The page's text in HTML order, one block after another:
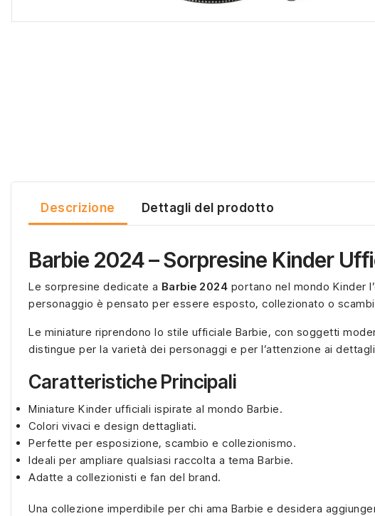
Descrizione Dettagli del prodotto
Barbie 2024 – Sorpresine Kinder
Le sorpresine dedicate a Barbie 2024 portano nel mondo Kinder
personaggio è pensato per essere esposto, collezionato o
Le miniature riprendono lo stile ufficiale Barbie, con soggetti
distingue per la varietà dei personaggi e per l’attenzione ai
Caratteristiche Principali
Miniature Kinder ufficiali ispirate al mondo Barbie.
Colori vivaci e design dettagliati.
Perfette per esposizione, scambio e collezionismo.
Ideali per ampliare qualsiasi raccolta a tema Barbie.
Adatte a collezionisti e fan del brand.
Una collezione imperdibile per chi ama Barbie e desidera